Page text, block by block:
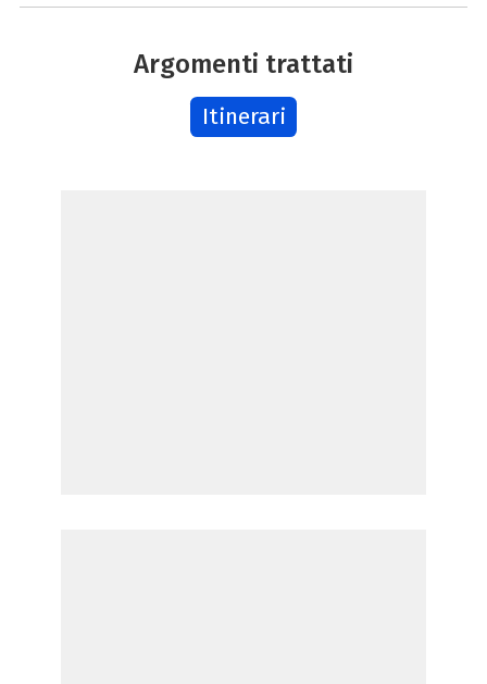
Argomenti trattati
Itinerari